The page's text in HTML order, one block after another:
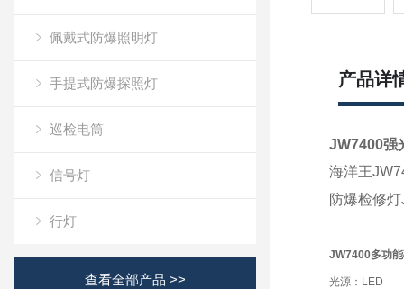
佩戴式防爆照明灯
手提式防爆探照灯
巡检电筒
信号灯
行灯
查看全部产品 >>
产品详
JW7400强
海洋王
防爆检修灯
JW7400多功
光源：LED